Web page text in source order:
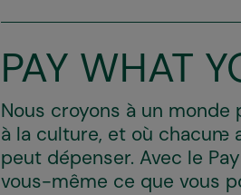
PAY WHAT
Nous croyons à un monde
à la culture, et où
peut dépenser. Avec le
vous-même ce que vous